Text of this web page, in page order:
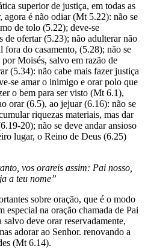
superior de justiça, em todas as
agora é não odiar (Mt 5.22): não se
de tolo (5.22); deve-se
de ofertar (5.23); não adulterar não
fora do casamento, (5.28); não se
Moisés, salvo em razão de
(5.34): não cabe mais fazer justiça
se amar o inimigo e orar polo que
o bem para ser visto (Mt 6.1),
orar (6.5), ao jejuar (6.16): não se
riquezas materiais, mas dar
20); não se deve andar ansioso
lugar, o Reino de Deus (6.25)
vos orareis assim: Pai nosso,
a teu nome”
sobre oração, que é o modo
especial na oração chamada de Pai
deve orar reservadamente,
adorar ao Senhor. renovando a
(Mt 6.14).